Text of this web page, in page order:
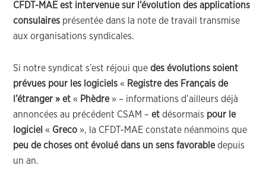
CFDT-MAE est intervenue sur l’évolution des applications
consulaires présentée dans la note de travail transmise
aux organisations syndicales.
Si notre syndicat s’est réjoui quedes évolutions soient
prévues pour les logiciels« Registre des Français de
l’étranger » et« Phèdre» – informations d’ailleurs déjà
annoncées au précédent CSAM –et désormais pour le
logiciel« Greco », la CFDT-MAE constate néanmoins que
peu de choses ont évolué dans un sens favorabledepuis
un an.